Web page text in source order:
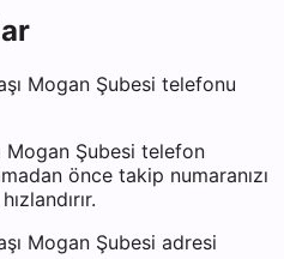
Mogan Şubesi telefonu
Mogan Şubesi telefon
önce takip numaranızı
Mogan Şubesi adresi